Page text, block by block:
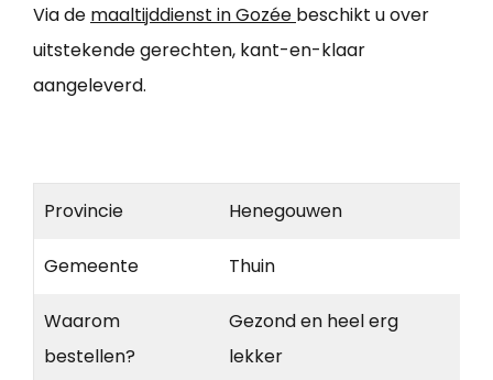
Via de maaltijddienst in Gozée beschikt u over
uitstekende gerechten, kant-en-klaar
aangeleverd.
Provincie Henegouwen
Gemeente Thuin
Waarom
bestellen?
Gezond en heel erg
lekker